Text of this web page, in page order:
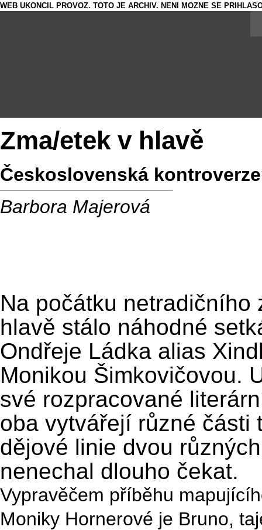
WEB UKONCIL PROVOZ. TOTO JE ARCHIV. NENI MOZNE SE
Zma/etek v hlavě
Československá
Barbora Majerová
Na počátku
hlavě stálo náhodné
Ondřeje Ládka alias
Monikou Šimkovičovou.
své rozpracované
oba vytvářejí různé části
dějové linie dvou
nenechal dlouho čekat.
Vypravěčem příběhu
Moniky Hornerové je Bruno,